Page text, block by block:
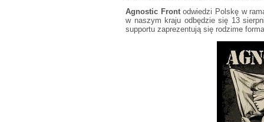
Agnostic Frontodwiedzi Polskę w
w naszym kraju odbędzie się 13
supportu zaprezentują się rodzime